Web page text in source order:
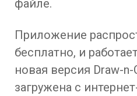
файле.
Приложение
бесплатно, и
новая версия Draw-
загружена с